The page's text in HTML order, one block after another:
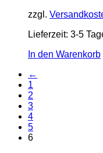
zzgl.
Lieferzeit: 3-5
In den Warenkorb
←
1
2
3
4
5
6